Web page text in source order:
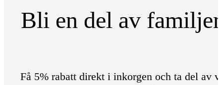
Bli en del av
Få 5% rabatt direkt i inkorgen och ta del av